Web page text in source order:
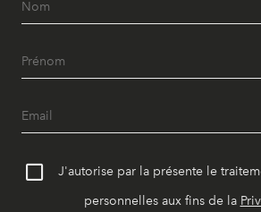
J'autorise par la présente le
personnelles aux fins de la